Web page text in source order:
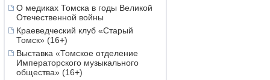
О медиках Томска в годы Великой
Отечественной войны
Краеведческий клуб «Старый
Томск» (16+)
Выставка «Томское отделение
Императорского музыкального
общества» (16+)